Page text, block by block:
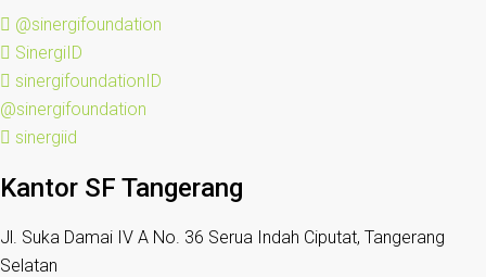
@sinergifoundation
SinergiID
sinergifoundationID
@sinergifoundation
sinergiid
Kantor SF Tangerang
Jl. Suka Damai IV A No. 36 Serua Indah Ciputat, Tangerang
Selatan